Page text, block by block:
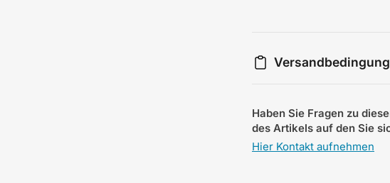
Haben Sie Fragen zu
des Artikels auf den Sie
Hier Kontakt aufnehmen